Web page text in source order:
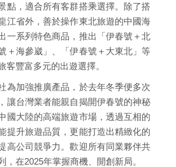
點，適合所有客群搭乘選擇。除了搭
江省外，善於操作東北旅遊的中國海
一系列特色商品，推出「伊春號＋北
＋海參崴」、「伊春號＋大東北」等
客豐富多元的出遊選擇。
為加強推廣產品，於去年冬季便多次
讓台灣業者能親自揭開伊春號的神秘
國大陸的高端旅遊市場，透過互相的
提升旅遊品質，更能打造出精緻化的
高公司競爭力。歡迎所有同業夥伴共
，在2025年掌握商機、開創新局。